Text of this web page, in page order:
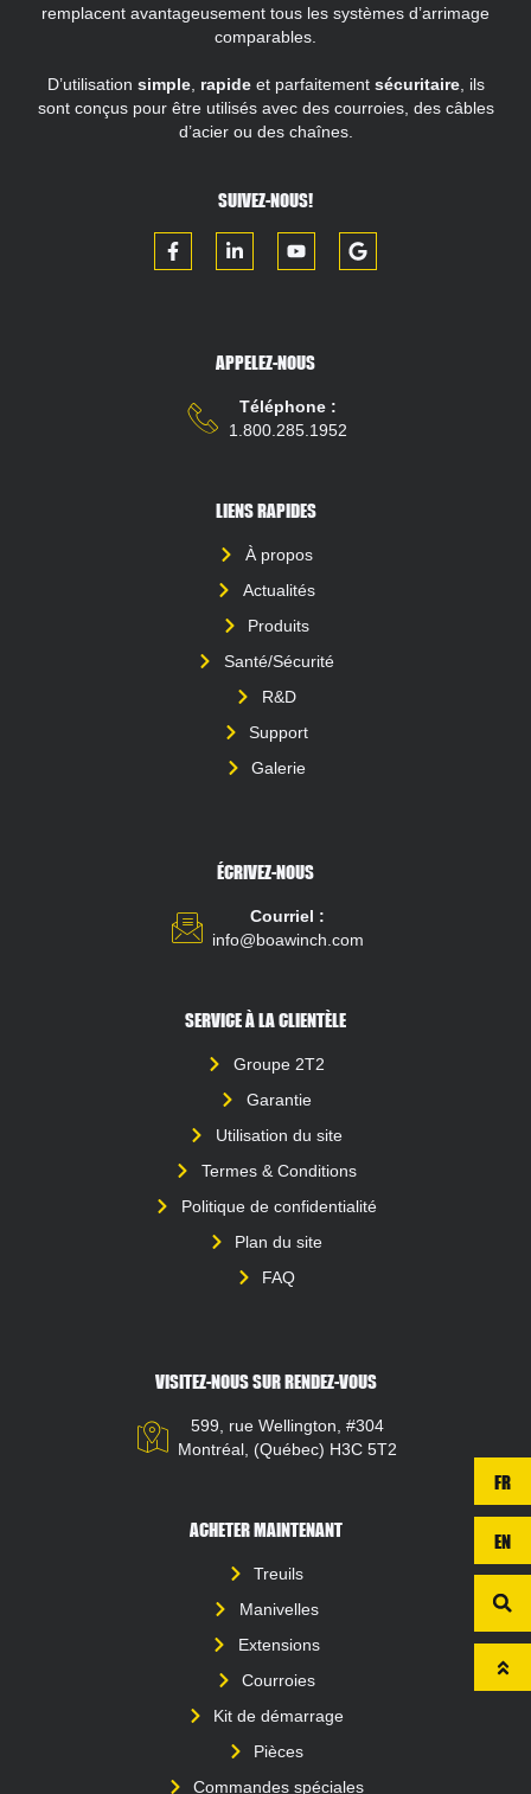
remplacent avantageusement tous les systèmes d’arrimage
comparables.
D’utilisation simple, rapideet parfaitement sécuritaire, ils
sont conçus pour être utilisés avec des courroies, des câbles
d’acier ou des chaînes.
SUIVEZ-NOUS!
APPELEZ-NOUS
Téléphone :
1.800.285.1952
LIENS RAPIDES
À propos
Actualités
Produits
Santé/Sécurité
R&D
Support
Galerie
ÉCRIVEZ-NOUS
Courriel :
info@boawinch.com
SERVICE À LA CLIENTÈLE
Groupe 2T2
Garantie
Utilisation du site
Termes & Conditions
Politique de confidentialité
Plan du site
FAQ
VISITEZ-NOUS SUR RENDEZ-VOUS
599, rue Wellington, #304
Montréal, (Québec) H3C 5T2
ACHETER MAINTENANT
Treuils
Manivelles
Extensions
Courroies
Kit de démarrage
Pièces
Commandes spéciales
FR
EN